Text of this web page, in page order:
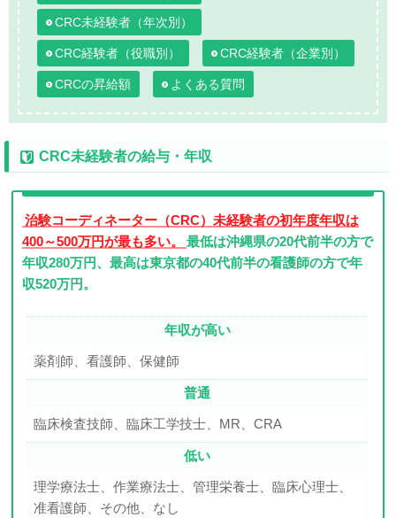
CRC未経験者（年次別）
CRC経験者（役職別） CRC経験者（企業別）
CRCの昇給額 よくある質問
CRC未経験者の給与・年収
治験コーディネーター（CRC）未経験者の初年度年収は
400～500万円が最も多い。
最低は沖縄県の20代前半の方で
年収280万円、最高は東京都の40代前半の看護師の方で年
収520万円。
年収が高い
薬剤師、看護師、保健師
普通
臨床検査技師、臨床工学技士、MR、CRA
低い
理学療法士、作業療法士、管理栄養士、臨床心理士、
准看護師、その他、なし